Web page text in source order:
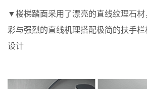
▼楼梯踏面采用了漂亮的直线纹理石
彩与强烈的直线机理搭配极简的扶手
设计